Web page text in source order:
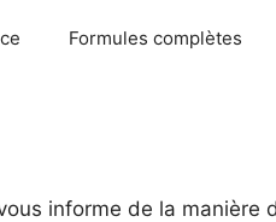
Formules complètes
informe de la